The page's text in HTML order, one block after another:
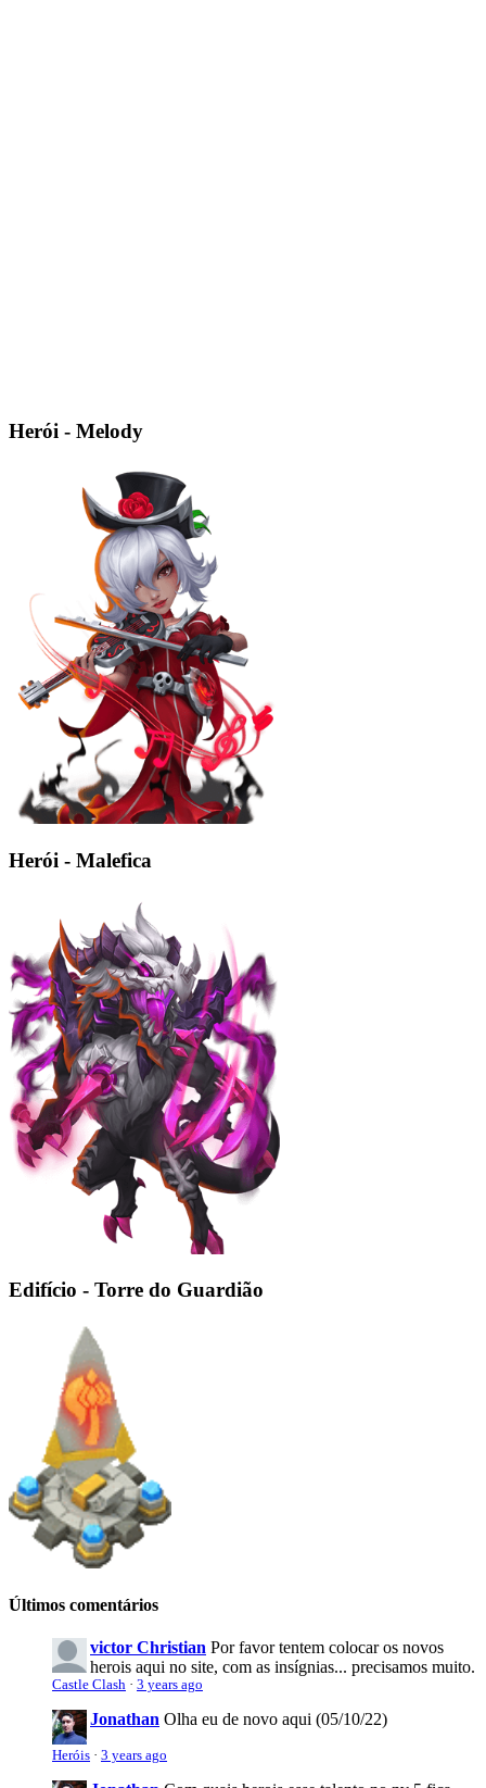
Herói - Melody
Herói - Malefica
Edifício - Torre do Guardião
Últimos comentários
victor Christian Por favor tentem colocar os novos
herois aqui no site, com as insígnias... precisamos muito.
Castle Clash · 3 years ago
Jonathan Olha eu de novo aqui (05/10/22)
Heróis · 3 years ago